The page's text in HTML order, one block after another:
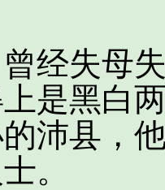
失母失
是黑白
沛县，
。